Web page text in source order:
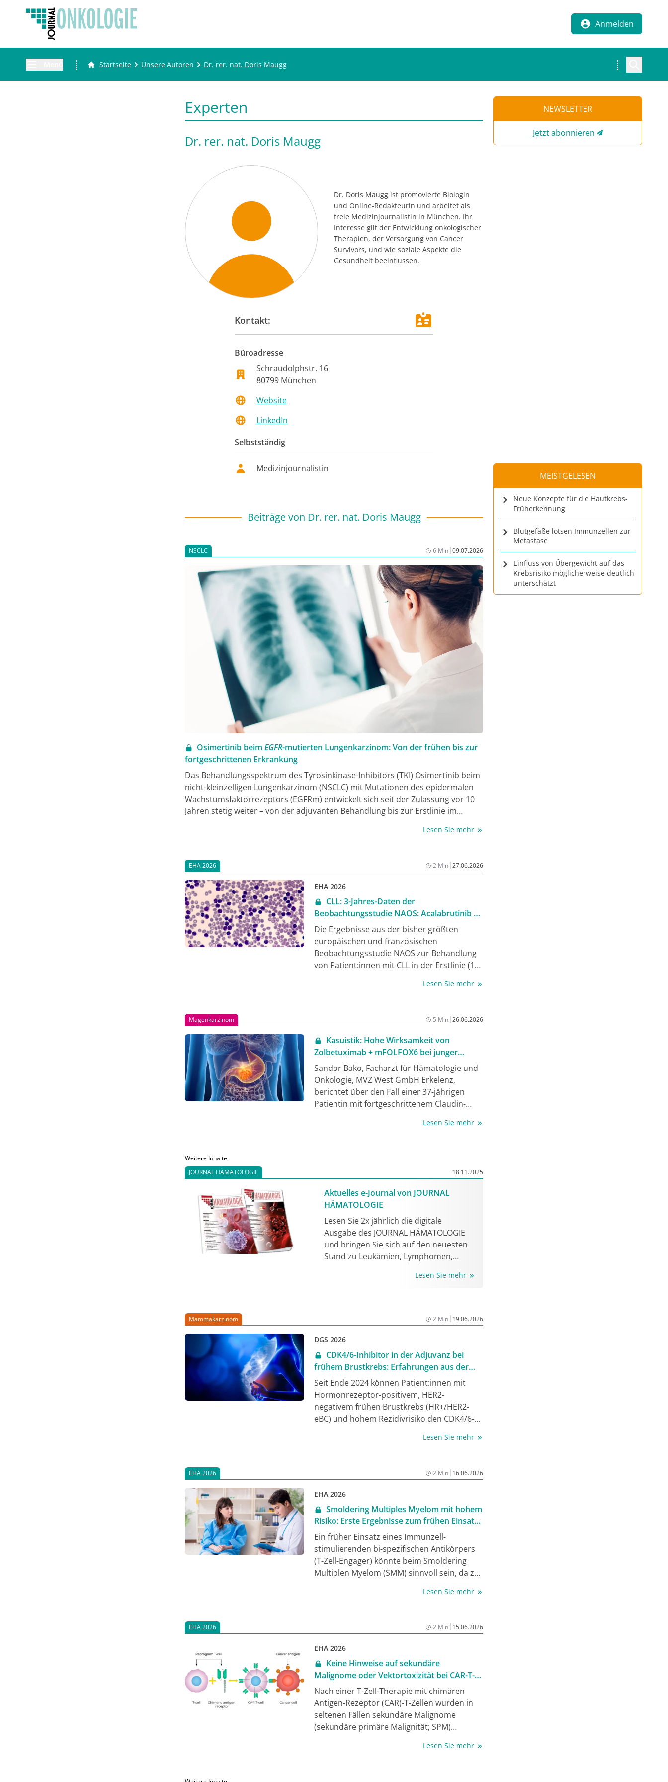
Anmelden
Startseite Unsere Autoren Dr. rer. nat. Doris Maugg
Experten
Dr. rer. nat. Doris Maugg
Dr. Doris Maugg ist promovierte Biologin
und Online-Redakteurin und arbeitet als
freie Medizinjournalistin in München. Ihr
Interesse gilt der Entwicklung onkologischer
Therapien, der Versorgung von Cancer
Survivors, und wie soziale Aspekte die
Gesundheit beeinflussen.
Kontakt:
Büroadresse
Schraudolphstr. 16
80799 München
Website
LinkedIn
Selbstständig
Medizinjournalistin
Beiträge von Dr. rer. nat. Doris Maugg
NSCLC 6 Min|09.07.2026
Osimertinib beim EGFR-mutierten Lungenkarzinom: Von der frühen bis zur
fortgeschrittenen Erkrankung
Das Behandlungsspektrum des Tyrosinkinase-Inhibitors (TKI) Osimertinib beim
nicht-kleinzelligen Lungenkarzinom (NSCLC) mit Mutationen des epidermalen
Wachstumsfaktorrezeptors (EGFRm) entwickelt sich seit der Zulassung vor 10
Jahren stetig weiter – von der adjuvanten Behandlung bis zur Erstlinie im
Osimertinib in fast allen Stadien in der Praxis eingesetzt wird und wie er auf
Entscheidung für eine individuell angepasste Therapie trifft.
Lesen Sie mehr
EHA 2026 2 Min|27.06.2026
EHA 2026
CLL: 3-Jahres-Daten der
Beobachtungsstudie NAOS: Acalabrutinib 1L
und ≥2L
Die Ergebnisse aus der bisher größten
europäischen und französischen
Beobachtungsstudie NAOS zur Behandlung
von Patient:innen mit CLL in der Erstlinie (1L)
bei refraktärer/rezidivierender (rr)
Ergebnisse randomisierter kontrollierter
Studien (RCT). Die Ergebnisse von NAOS mit
einem Follow-up von 3 Jahren wurden im
Rahmen eines Posters auf dem EHA-
kongress präsentiert [1].
Lesen Sie mehr
Magenkarzinom 5 Min|26.06.2026
Kasuistik: Hohe Wirksamkeit von
Zolbetuximab + mFOLFOX6 bei junger
Patientin mit fortgeschrittenem
Magenkarzinom
Sandor Bako, Facharzt für Hämatologie und
Onkologie, MVZ West GmbH Erkelenz,
berichtet über den Fall einer 37-jährigen
Patientin mit fortgeschrittenem Claudin-
vom Siegelringzell-Typ. Unter der Therapie
erreicht. Zolbetuximab richtet sich gegen
Claudin 18.2 und ist in Kombination mit
Fluoropyrimidin- und Platin-haltiger
Chemotherapie zur Erstlinienbehandlung
von erwachsenen Patient:innen mit lokal
fortgeschrittenem inoperablem oder
metastasiertem HER2-negativem
Adenokarzinom des Magens oder des
gastroösophagealen Übergangs (AEG)
Lesen Sie mehr
Weitere Inhalte:
JOURNAL HÄMATOLOGIE
18.11.2025
Aktuelles e-Journal von JOURNAL
HÄMATOLOGIE
Lesen Sie 2x jährlich die digitale
Ausgabe des JOURNAL HÄMATOLOGIE
und bringen Sie sich auf den neuesten
Stand zu Leukämien, Lymphomen,
Lesen Sie mehr
Mammakarzinom 2 Min| 19.06.2026
DGS 2026
CDK4/6-Inhibitor in der Adjuvanz bei
frühem Brustkrebs: Erfahrungen aus der
Praxis
Seit Ende 2024 können Patient:innen mit
Hormonrezeptor-positivem, HER2-
negativem frühen Brustkrebs (HR+/HER2-
eBC) und hohem Rezidivrisiko den CDK4/6-
(ET) zur adjuvanten Behandlung erhalten.
auf dem Senologie-Kongress aus 18
Monaten Praxis.
Lesen Sie mehr
EHA 2026 2 Min| 16.06.2026
EHA 2026
Smoldering Multiples Myelom mit hohem
Risiko: Erste Ergebnisse zum frühen Einsatz
des T-Zell-Engagers Elranatamab in Phase-II-
Studie ERASMM
Ein früher Einsatz eines Immunzell-
stimulierenden bi-spezifischen Antikörpers
(T-Zell-Engager) könnte beim Smoldering
Multiplen Myelom (SMM) sinnvoll sein, da zu
durch vorangegangene Therapien
Elranatamab (Elra; anti-BCMA-/anti-CD3-
Antikörper) bei Patient:innen mit SMM
Dr. Cyrille Touzeau, Nantes, Frankreich, auf
dem EHA-Kongress [1].
Lesen Sie mehr
EHA 2026 2 Min| 15.06.2026
EHA 2026
Keine Hinweise auf sekundäre
Malignome oder Vektortoxizität bei CAR-T-
Zell-Therapie
Nach einer T-Zell-Therapie mit chimären
Antigen-Rezeptor (CAR)-T-Zellen wurden in
seltenen Fällen sekundäre Malignome
(sekundäre primäre Malignität; SPM)
langfristige Sicherheit einer CAR-T-Zell-
Lesen Sie mehr
NEWSLETTER
Jetzt abonnieren
MEISTGELESEN
Neue Konzepte für die Hautkrebs-
Früherkennung
Blutgefäße lotsen Immunzellen zur
Metastase
Einfluss von Übergewicht auf das
Krebsrisiko möglicherweise deutlich
unterschätzt